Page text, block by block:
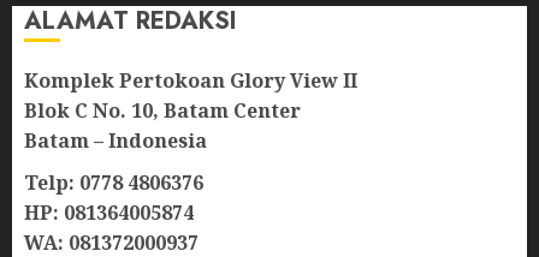
ALAMAT REDAKSI
Komplek Pertokoan Glory View II
Blok C No. 10, Batam Center
Batam – Indonesia
Telp: 0778 4806376
HP: 081364005874
WA: 081372000937